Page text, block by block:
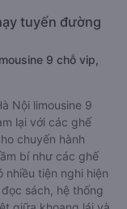
tuyến đường
9 chỗ vip,
Nội limousine 9
lại với các ghế
chuyến hành
bí như các ghế
tiện nghi hiện
sách, hệ thống